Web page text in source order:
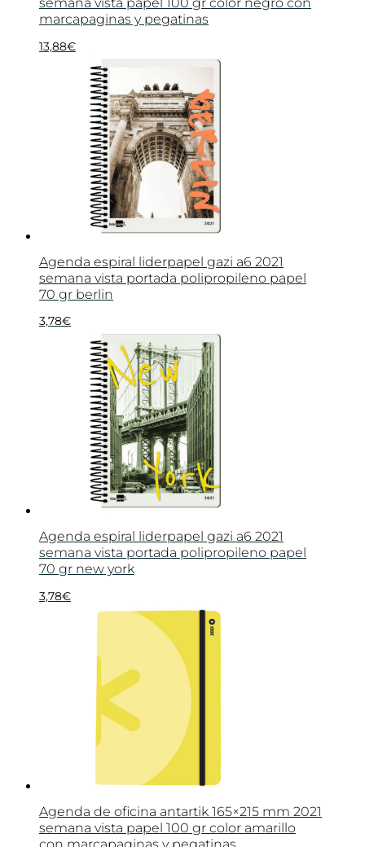
semana vista papel 100 gr color negro con
marcapaginas y pegatinas
13,88€
Agenda espiral liderpapel gazi a6 2021
semana vista portada polipropileno papel
70 gr berlin
3,78€
Agenda espiral liderpapel gazi a6 2021
semana vista portada polipropileno papel
70 gr new york
3,78€
Agenda de oficina antartik 165×215 mm 2021
semana vista papel 100 gr color amarillo